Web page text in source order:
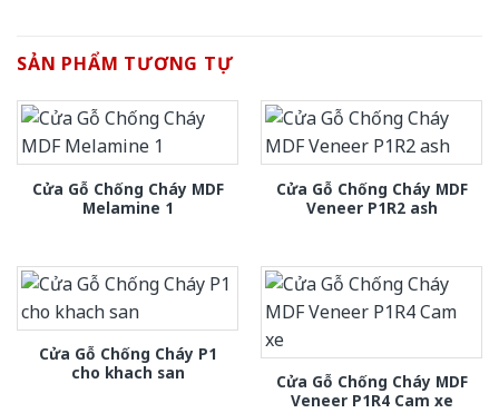
SẢN PHẨM TƯƠNG TỰ
Cửa Gỗ Chống Cháy MDF
Melamine 1
Cửa Gỗ Chống Cháy MDF
Veneer P1R2 ash
Cửa Gỗ Chống Cháy P1
cho khach san
Cửa Gỗ Chống Cháy MDF
Veneer P1R4 Cam xe